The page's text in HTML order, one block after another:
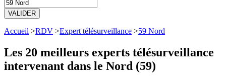
VALIDER
Accueil >RDV >Expert télésurveillance >59 Nord
Les 20 meilleurs experts télésurveillance
intervenant dans le Nord (59)